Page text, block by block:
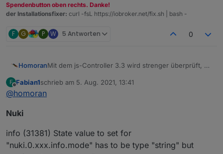
Spendenbutton oben rechts. Danke!
der Installationsfixer: curl -fsL https://iobroker.net/fix.sh | bash -
F G P W 5 Antworten 0
HomoranMit dem js-Controller 3.3 wird strenger überprüft, ob
dazugehörigen Datenpunkt passt.
Wenn nicht kommt eine Meldung wie:
meisten solchen Meldungen bereits während des
Beta-Tests behoben wurden, bitte hier in diesem
Thread die "Reste" sammeln.
Dazu bitte erst zu dem angemeckerten Adapter
prüfen ob es bereits ein Update mit einem fix gibt,
F
Offline
Fabian1schrieb am 5. Aug. 2021, 13:41
zuletzt editiert von
@homoran
Nuki
info (31381) State value to set for
"nuki.0.xxx.info.mode" has to be type "string" but